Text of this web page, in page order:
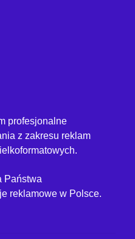
profesjonalne
z zakresu reklam
Państwa
reklamowe w Polsce.